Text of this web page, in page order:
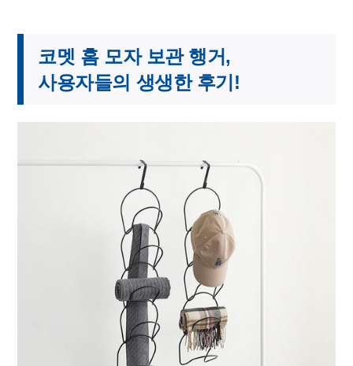
코멧 홈 모자 보관 행거,
사용자들의 생생한 후기!